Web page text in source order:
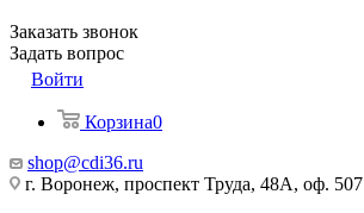
Заказать звонок
Задать вопрос
Войти
Корзина0
shop@cdi36.ru
г. Воронеж, проспект Труда, 48А, оф. 507